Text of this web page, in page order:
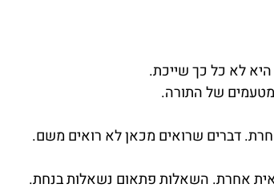
היא לא כל כך שייכת.
של התורה.
דברים שרואים מכאן לא רואים משם.
אחרת. השאלות פתאום נשאלות בנחת.